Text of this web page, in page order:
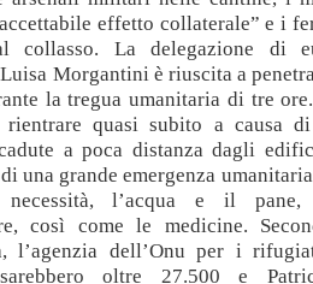
effetto collaterale” e i
collasso. La delegazione di
Morgantini è riuscita a
la tregua umanitaria di tre
quasi subito a causa
a poca distanza dagli
una grande emergenza
l’acqua e il pane,
così come le medicine.
l’agenzia dell’Onu per i
oltre 27.500 e